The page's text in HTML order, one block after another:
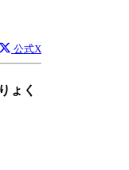
公式X
ょく